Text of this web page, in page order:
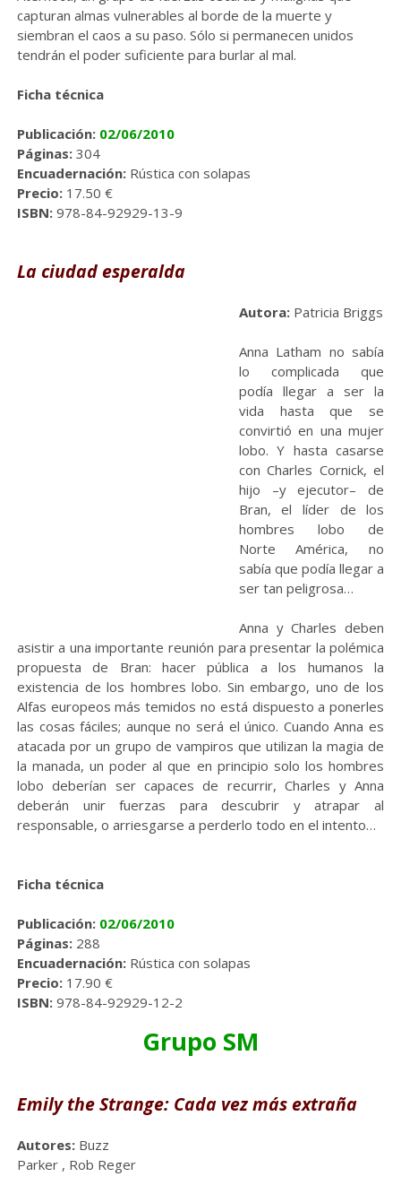
capturan almas vulnerables al borde de la muerte y
siembran el caos a su paso. Sólo si permanecen unidos
tendrán el poder suficiente para burlar al mal.
Ficha técnica
Publicación: 02/06/2010
Páginas:304
Encuadernación:Rústica con solapas
Precio:17.50 €
ISBN:978-84-92929-13-9
La ciudad esperalda
Autora: Patricia Briggs
Anna Latham no sabía
lo complicada que
podía llegar a ser la
vida hasta que se
convirtió en una mujer
lobo. Y hasta casarse
con Charles Cornick, el
hijo –y ejecutor– de
Bran, el líder de los
hombres lobo de
Norte América, no
sabía que podía llegar a
ser tan peligrosa…
Anna y Charles deben
asistir a una importante reunión para presentar la polémica
propuesta de Bran: hacer pública a los humanos la
existencia de los hombres lobo. Sin embargo, uno de los
Alfas europeos más temidos no está dispuesto a ponerles
las cosas fáciles; aunque no será el único. Cuando Anna es
atacada por un grupo de vampiros que utilizan la magia de
la manada, un poder al que en principio solo los hombres
lobo deberían ser capaces de recurrir, Charles y Anna
deberán unir fuerzas para descubrir y atrapar al
responsable, o arriesgarse a perderlo todo en el intento…
Ficha técnica
Publicación: 02/06/2010
Páginas:288
Encuadernación:Rústica con solapas
Precio:17.90 €
ISBN:978-84-92929-12-2
Grupo SM
Emily the Strange: Cada vez más extraña
Autores: Buzz
Parker, Rob Reger